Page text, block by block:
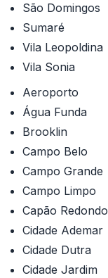
São Domingos
Sumaré
Vila Leopoldina
Vila Sonia
Aeroporto
Água Funda
Brooklin
Campo Belo
Campo Grande
Campo Limpo
Capão Redondo
Cidade Ademar
Cidade Dutra
Cidade Jardim